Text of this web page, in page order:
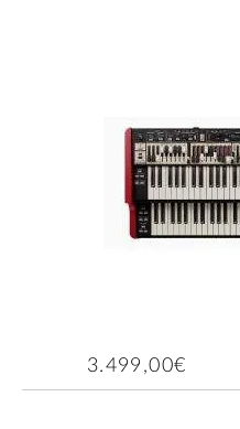
3.499,00€